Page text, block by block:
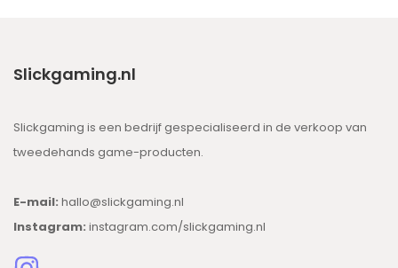
Slickgaming.nl
Slickgaming is een bedrijf gespecialiseerd in de verkoop van
tweedehands game-producten.
E-mail: hallo@slickgaming.nl
Instagram: instagram.com/slickgaming.nl